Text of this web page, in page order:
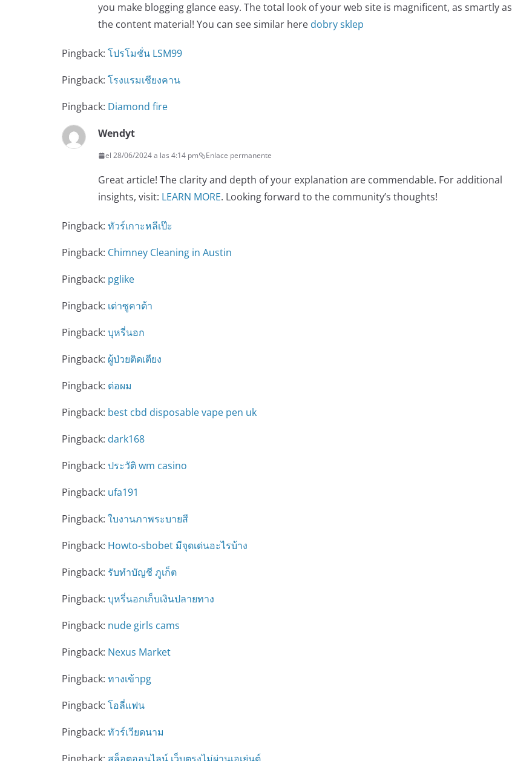
you make blogging glance easy. The total look of your web site is magnificent, as smartly as
the content material! You can see similar here dobry sklep
Pingback: โปรโมชั่น LSM99
Pingback: โรงแรมเชียงคาน
Pingback: Diamond fire
Wendyt
el 28/06/2024 a las 4:14 pm Enlace permanente
Great article! The clarity and depth of your explanation are commendable. For additional
insights, visit: LEARN MORE. Looking forward to the community’s thoughts!
Pingback: ทัวร์เกาะหลีเป๊ะ
Pingback: Chimney Cleaning in Austin
Pingback: pglike
Pingback: เต่าซูคาต้า
Pingback: บุหรี่นอก
Pingback: ผู้ป่วยติดเตียง
Pingback: ต่อผม
Pingback: best cbd disposable vape pen uk
Pingback: dark168
Pingback: ประวัติ wm casino
Pingback: ufa191
Pingback: ใบงานภาพระบายสี
Pingback: Howto-sbobet มีจุดเด่นอะไรบ้าง
Pingback: รับทำบัญชี ภูเก็ต
Pingback: บุหรี่นอกเก็บเงินปลายทาง
Pingback: nude girls cams
Pingback: Nexus Market
Pingback: ทางเข้าpg
Pingback: โอลี่แฟน
Pingback: ทัวร์เวียดนาม